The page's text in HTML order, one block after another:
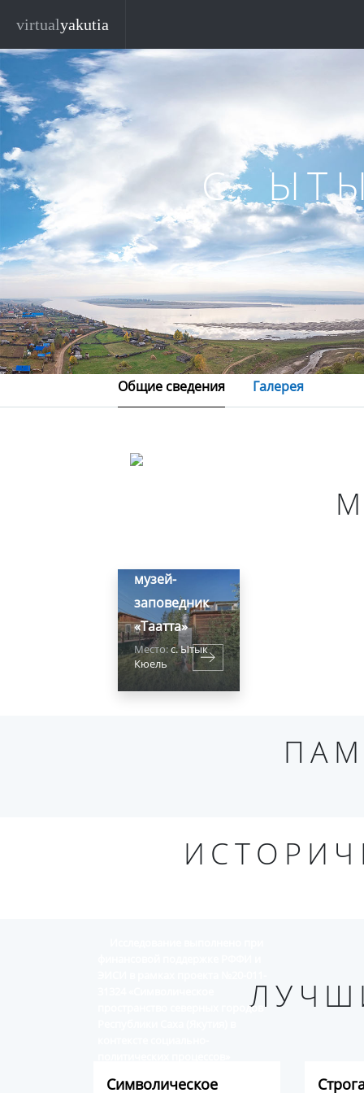
virtualyakutia
С.
Общие сведения Галерея
музей-
заповедник
«Таатта»
Место:с. Ытык
Кюель
Символическое
пространство северных городов